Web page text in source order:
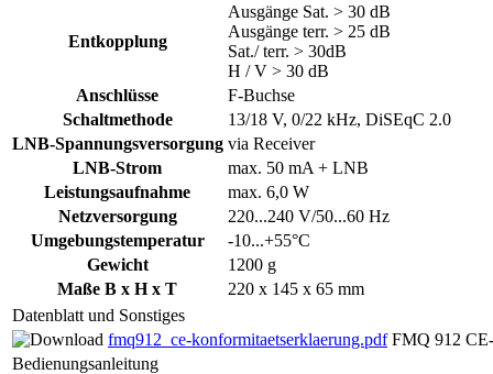
Entkopplung
Ausgänge Sat. > 30 dB
Ausgänge terr. > 25 dB
Sat./ terr. > 30dB
H / V > 30 dB
Anschlüsse
F-Buchse
Schaltmethode
13/18 V, 0/22 kHz, DiSEqC 2.0
LNB-Spannungsversorgung via Receiver
LNB-Strom
max. 50 mA + LNB
Leistungsaufnahme
max. 6,0 W
Netzversorgung
220...240 V/50...60 Hz
Umgebungstemperatur
-10...+55°C
Gewicht
1200 g
Maße B x H x T
220 x 145 x 65 mm
Datenblatt und Sonstiges
fmq912_ce-konformitaetserklaerung.pdf FMQ 912
Bedienungsanleitung